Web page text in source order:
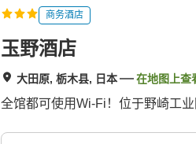
商务酒店
玉野酒店
大田原, 栃木县, 日本 在地图上查
全馆都可使用Wi-Fi！位于野崎工